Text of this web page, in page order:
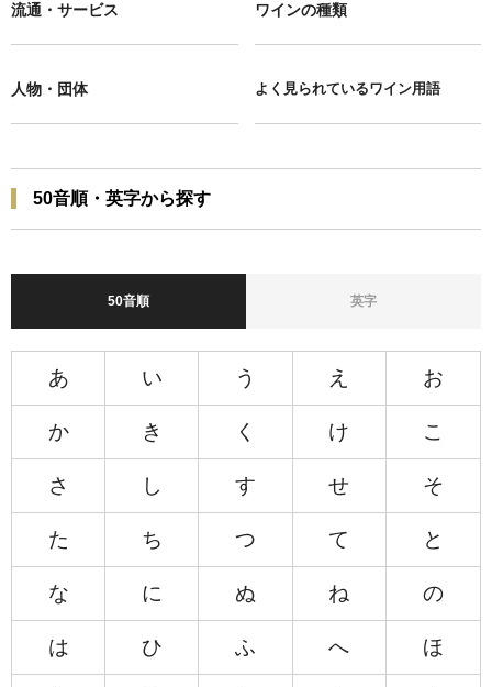
流通・サービス ワインの種類
人物・団体 よく見られているワイン用語
50音順・英字から探す
50音順 英字
あ い う え お
か き く け こ
さ し す せ そ
た ち つ て と
な に ぬ ね の
は ひ ふ へ ほ